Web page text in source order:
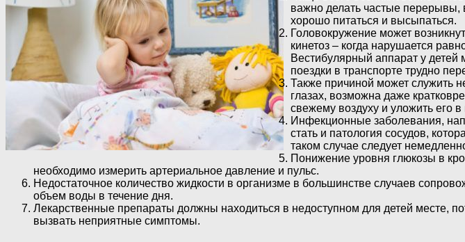
важно делать частые перерывы,
хорошо питаться и высыпаться.
Головокружение может
кинетоз – когда нарушается
Вестибулярный аппарат у
поездки в транспорте трудно
Также причиной может служить
глазах, возможна даже
свежему воздуху и уложить его
Инфекционные заболевания,
стать и патология сосудов,
таком случае следует
Понижение уровня глюкозы в
необходимо измерить артериальное давление и пульс.
Недостаточное количество жидкости в организме в большинстве случаев
объем воды в течение дня.
Лекарственные препараты должны находиться в недоступном для детей месте,
вызвать неприятные симптомы.